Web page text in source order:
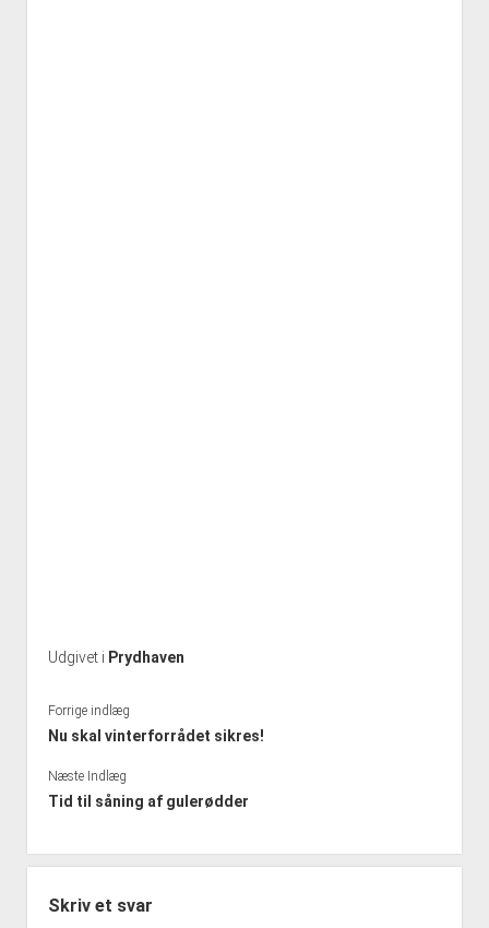
Udgivet i Prydhaven
Forrige indlæg
Nu skal vinterforrådet sikres!
Næste Indlæg
Tid til såning af gulerødder
Skriv et svar